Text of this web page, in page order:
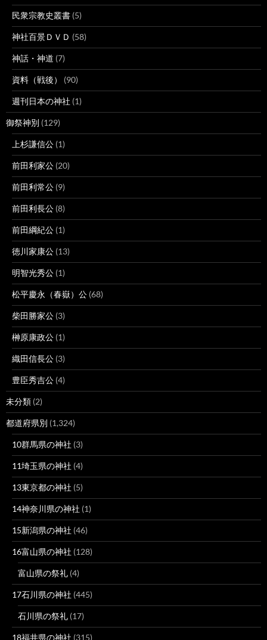
民衆宗教史叢書 (5)
神社百景ＤＶＤ (58)
神話・神道 (7)
資料（戦後） (90)
週刊日本の神社 (1)
御祭神別 (129)
上杉謙信公 (1)
前田利家公 (20)
前田利常公 (9)
前田利長公 (8)
前田綱紀公 (1)
徳川家康公 (13)
明智光秀公 (1)
松平慶永（春嶽）公 (68)
柴田勝家公 (3)
榊原康政公 (1)
織田信長公 (3)
豊臣秀吉公 (4)
未分類 (2)
都道府県別 (1,324)
10群馬県の神社 (3)
11埼玉県の神社 (4)
13東京都の神社 (5)
14神奈川県の神社 (1)
15新潟県の神社 (46)
16富山県の神社 (128)
富山県の祭礼 (4)
17石川県の神社 (445)
石川県の祭礼 (17)
18福井県の神社 (315)